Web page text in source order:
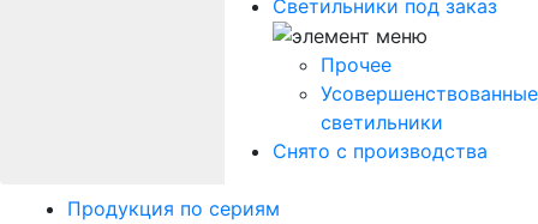
Светильники под заказ
Прочее
Усовершенствованные
светильники
Снято с производства
Продукция по сериям